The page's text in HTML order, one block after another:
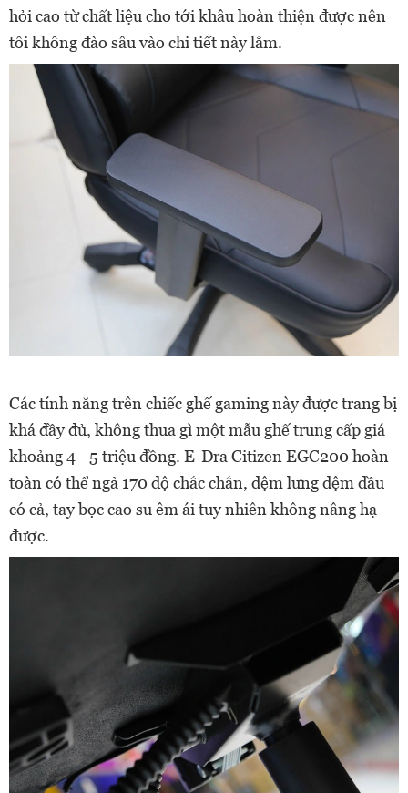
hỏi cao từ chất liệu cho tới khâu hoàn thiện được nên
tôi không đào sâu vào chi tiết này lắm.
Các tính năng trên chiếc ghế gaming này được trang bị
khá đầy đủ, không thua gì một mẫu ghế trung cấp giá
khoảng 4 - 5 triệu đồng. E-Dra Citizen EGC200 hoàn
toàn có thể ngả 170 độ chắc chắn, đệm lưng đệm đầu
có cả, tay bọc cao su êm ái tuy nhiên không nâng hạ
được.